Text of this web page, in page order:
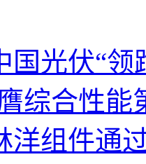
国光伏“
综合性能
洋组件通